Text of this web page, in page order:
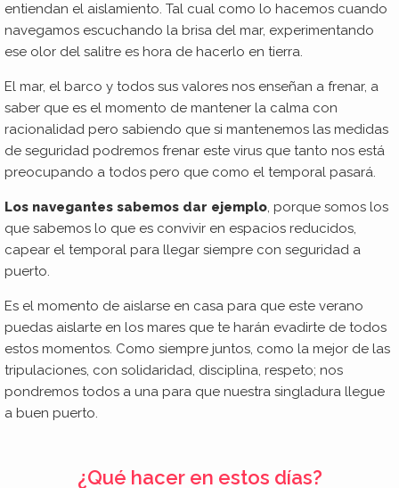
entiendan el aislamiento. Tal cual como lo hacemos cuando
navegamos escuchando la brisa del mar, experimentando
ese olor del salitre es hora de hacerlo en tierra.
El mar, el barco y todos sus valores nos enseñan a frenar, a
saber que es el momento de mantener la calma con
racionalidad pero sabiendo que si mantenemos las medidas
de seguridad podremos frenar este virus que tanto nos está
preocupando a todos pero que como el temporal pasará.
Los navegantes sabemos dar ejemplo , porque somos los
que sabemos lo que es convivir en espacios reducidos,
capear el temporal para llegar siempre con seguridad a
puerto.
Es el momento de aislarse en casa para que este verano
puedas aislarte en los mares que te harán evadirte de todos
estos momentos. Como siempre juntos, como la mejor de las
tripulaciones, con solidaridad, disciplina, respeto; nos
pondremos todos a una para que nuestra singladura llegue
a buen puerto.
¿Qué hacer en estos días?